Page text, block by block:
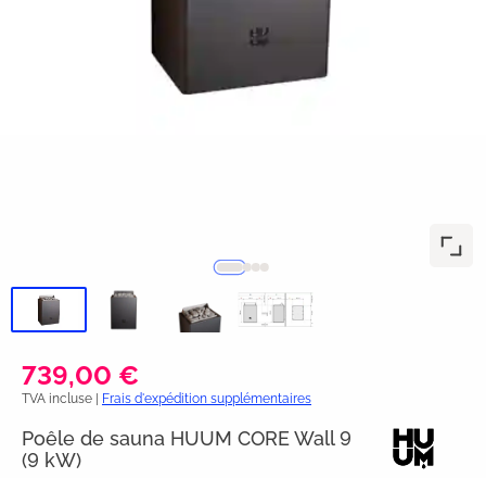
739,00 €
TVA incluse | Frais d'expédition supplémentaires
Poêle de sauna HUUM CORE Wall 9
(9 kW)